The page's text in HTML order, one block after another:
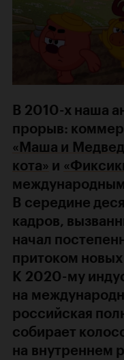
В 2010-х наша
прорыв:
«Маша и
кота» и
В середине
кадров,
начал
притоком
К 2020-му
на
российская
собирает
на внутреннем